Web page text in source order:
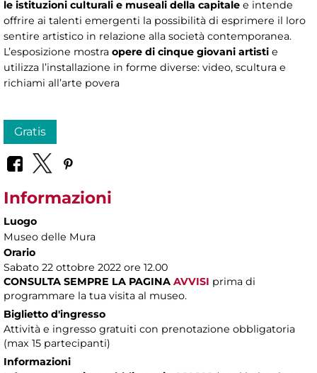
le istituzioni culturali e museali della capitale e intende
offrire ai talenti emergenti la possibilità di esprimere il loro
sentire artistico in relazione alla società contemporanea.
L’esposizione mostra opere di cinque giovani artisti e
utilizza l’installazione in forme diverse: video, scultura e
richiami all’arte povera
Gratis
Informazioni
Luogo
Museo delle Mura
Orario
Sabato 22 ottobre 2022 ore 12.00
CONSULTA SEMPRE LA PAGINA AVVISI prima di
programmare la tua visita al museo.
Biglietto d'ingresso
Attività e ingresso gratuiti con prenotazione obbligatoria
(max 15 partecipanti)
Informazioni